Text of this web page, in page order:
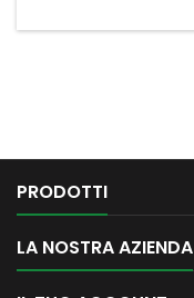
PRODOTTI
LA NOSTRA AZIENDA